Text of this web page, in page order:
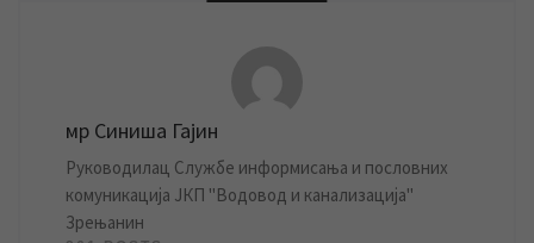
мр Синиша Гајин
Руководилац Службе информисања и пословних
комуникација ЈКП "Водовод и канализација"
Зрењанин